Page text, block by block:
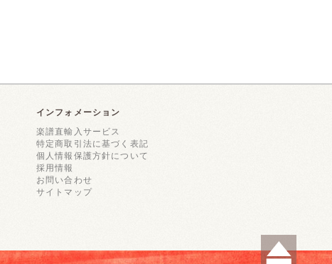
インフォメーション
楽譜直輸入サービス
特定商取引法に基づく表記
個人情報保護方針について
採用情報
お問い合わせ
サイトマップ